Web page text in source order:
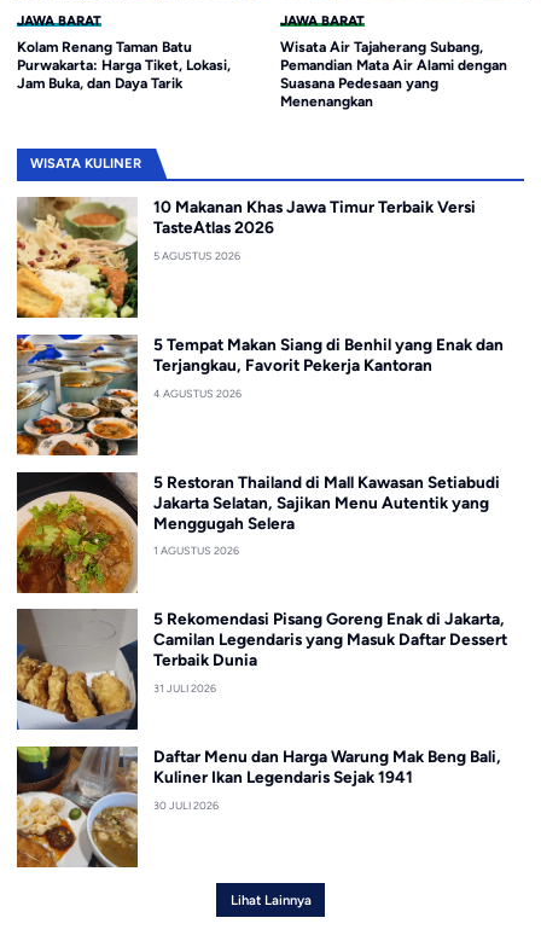
JAWA BARAT
Kolam Renang Taman Batu
Purwakarta: Harga Tiket, Lokasi,
Jam Buka, dan Daya Tarik
JAWA BARAT
Wisata Air Tajaherang Subang,
Pemandian Mata Air Alami dengan
Suasana Pedesaan yang
Menenangkan
WISATA KULINER
10 Makanan Khas Jawa Timur Terbaik Versi
TasteAtlas 2026
5 AGUSTUS 2026
5 Tempat Makan Siang di Benhil yang Enak dan
Terjangkau, Favorit Pekerja Kantoran
4 AGUSTUS 2026
5 Restoran Thailand di Mall Kawasan Setiabudi
Jakarta Selatan, Sajikan Menu Autentik yang
Menggugah Selera
1 AGUSTUS 2026
5 Rekomendasi Pisang Goreng Enak di Jakarta,
Camilan Legendaris yang Masuk Daftar Dessert
Terbaik Dunia
31 JULI 2026
Daftar Menu dan Harga Warung Mak Beng Bali,
Kuliner Ikan Legendaris Sejak 1941
30 JULI 2026
Lihat Lainnya